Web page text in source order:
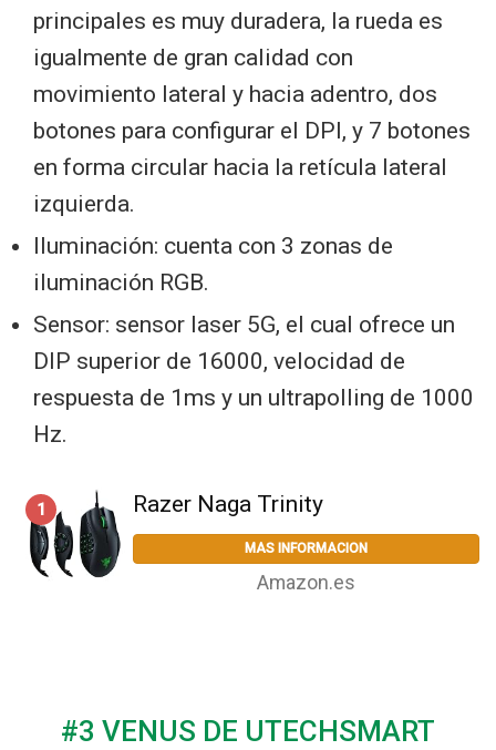
principales es muy duradera, la rueda es
igualmente de gran calidad con
movimiento lateral y hacia adentro, dos
botones para configurar el DPI, y 7 botones
en forma circular hacia la retícula lateral
izquierda.
Iluminación: cuenta con 3 zonas de
iluminación RGB.
Sensor: sensor laser 5G, el cual ofrece un
DIP superior de 16000, velocidad de
respuesta de 1ms y un ultrapolling de 1000
Hz.
1 Razer Naga Trinity
MAS INFORMACION
Amazon.es
#3 VENUS DE UTECHSMART